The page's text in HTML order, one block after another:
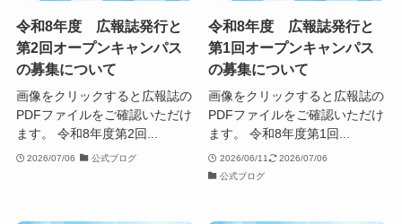
令和8年度 広報誌発行と
第2回オープンキャンパス
の募集について
画像をクリックすると広報誌の
PDFファイルをご確認いただけ
ます。 令和8年度第2回...
2026/07/06 公式ブログ
令和8年度 広報誌発行と
第1回オープンキャンパス
の募集について
画像をクリックすると広報誌の
PDFファイルをご確認いただけ
ます。 令和8年度第1回...
2026/06/11
2026/07/06
公式ブログ